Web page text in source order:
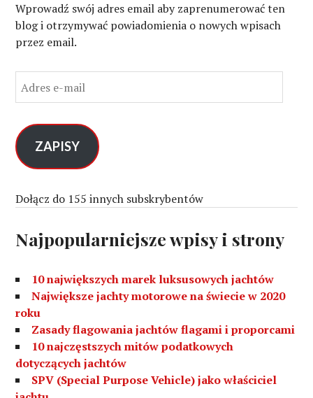
Wprowadź swój adres email aby zaprenumerować ten
blog i otrzymywać powiadomienia o nowych wpisach
przez email.
d
e
s
e
m
l
ZAPISY
Dołącz do 155 innych subskrybentów
Najpopularniejsze wpisy i strony
10 największych marek luksusowych jachtów
Największe jachty motorowe na świecie w 2020
roku
Zasady flagowania jachtów flagami i proporcami
10 najczęstszych mitów podatkowych
dotyczących jachtów
SPV (Special Purpose Vehicle) jako właściciel